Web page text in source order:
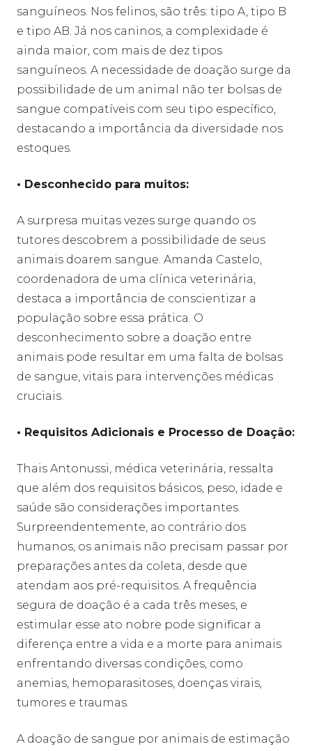
sanguíneos. Nos felinos, são três: tipo A, tipo B
e tipo AB. Já nos caninos, a complexidade é
ainda maior, com mais de dez tipos
sanguíneos. A necessidade de doação surge da
possibilidade de um animal não ter bolsas de
sangue compatíveis com seu tipo específico,
destacando a importância da diversidade nos
estoques.
• Desconhecido para muitos:
A surpresa muitas vezes surge quando os
tutores descobrem a possibilidade de seus
animais doarem sangue. Amanda Castelo,
coordenadora de uma clínica veterinária,
destaca a importância de conscientizar a
população sobre essa prática. O
desconhecimento sobre a doação entre
animais pode resultar em uma falta de bolsas
de sangue, vitais para intervenções médicas
cruciais.
• Requisitos Adicionais e Processo de Doação:
Thais Antonussi, médica veterinária, ressalta
que além dos requisitos básicos, peso, idade e
saúde são considerações importantes.
Surpreendentemente, ao contrário dos
humanos, os animais não precisam passar por
preparações antes da coleta, desde que
atendam aos pré-requisitos. A frequência
segura de doação é a cada três meses, e
estimular esse ato nobre pode significar a
diferença entre a vida e a morte para animais
enfrentando diversas condições, como
anemias, hemoparasitoses, doenças virais,
tumores e traumas.
A doação de sangue por animais de estimação